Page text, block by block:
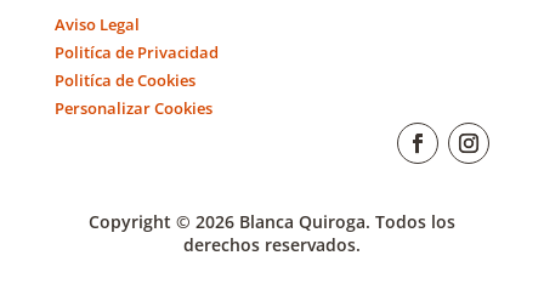
Aviso Legal
Politíca de Privacidad
Politíca de Cookies
Personalizar Cookies
Copyright © 2026 Blanca Quiroga. Todos los
derechos reservados.